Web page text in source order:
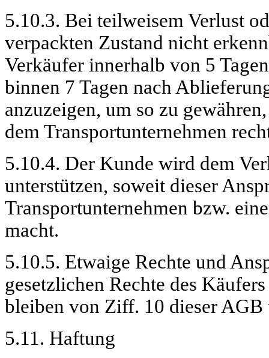
5.10.3. Bei teilweisem Verlust
verpackten Zustand nicht
Verkäufer innerhalb von 5
binnen 7 Tagen nach
anzuzeigen, um so zu
dem Transportunternehmen
5.10.4. Der Kunde wird dem
unterstützen, soweit dieser
Transportunternehmen bzw.
macht.
5.10.5. Etwaige Rechte und
gesetzlichen Rechte des
bleiben von Ziff. 10 dieser
5.11. Haftung